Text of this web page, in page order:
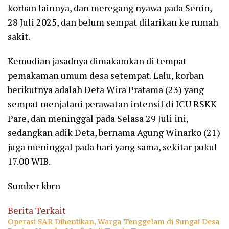
korban lainnya, dan meregang nyawa pada Senin,
28 Juli 2025, dan belum sempat dilarikan ke rumah
sakit.
Kemudian jasadnya dimakamkan di tempat
pemakaman umum desa setempat. Lalu, korban
berikutnya adalah Deta Wira Pratama (23) yang
sempat menjalani perawatan intensif di ICU RSKK
Pare, dan meninggal pada Selasa 29 Juli ini,
sedangkan adik Deta, bernama Agung Winarko (21)
juga meninggal pada hari yang sama, sekitar pukul
17.00 WIB.
Sumber kbrn
Berita Terkait
Operasi SAR Dihentikan, Warga Tenggelam di Sungai Desa